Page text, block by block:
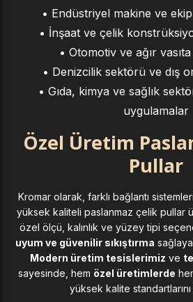
• Endüstriyel makine ve
• İnşaat ve çelik
• Otomotiv ve ağır
• Denizcilik sektörü ve dış
• Gıda, kimya ve sağlık
uygulamalar
Özel Üretim
Pullar
Kromar olarak, farklı bağlantı
yüksek kaliteli paslanmaz çelik pullar
özel ölçü, kalınlık ve yüzey tipi
uyum ve güvenilir sıkıştırma
Modern üretim tesislerimiz ve
sayesinde, hem özel üretimlerde
yüksek kalite